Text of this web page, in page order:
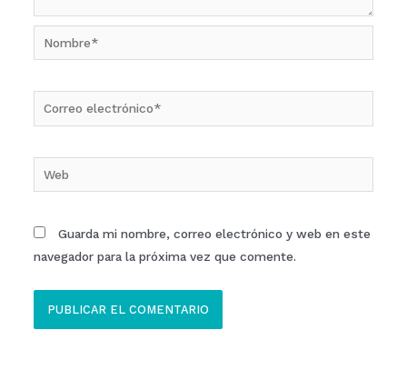
Nombre*
electrónico*
Guarda mi nombre, correo electrónico y web en este
navegador para la próxima vez que comente.